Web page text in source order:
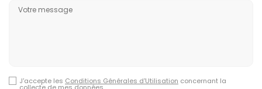
J'accepte les Conditions Générales d'Utilisation concernant la